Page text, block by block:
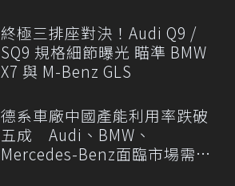
終極三排座對決！Audi Q9 /
SQ9 規格細節曝光 瞄準 BMW
X7 與 M-Benz GLS
德系車廠中國產能利用率跌破
五成 Audi、BMW、
Mercedes-Benz面臨市場需求